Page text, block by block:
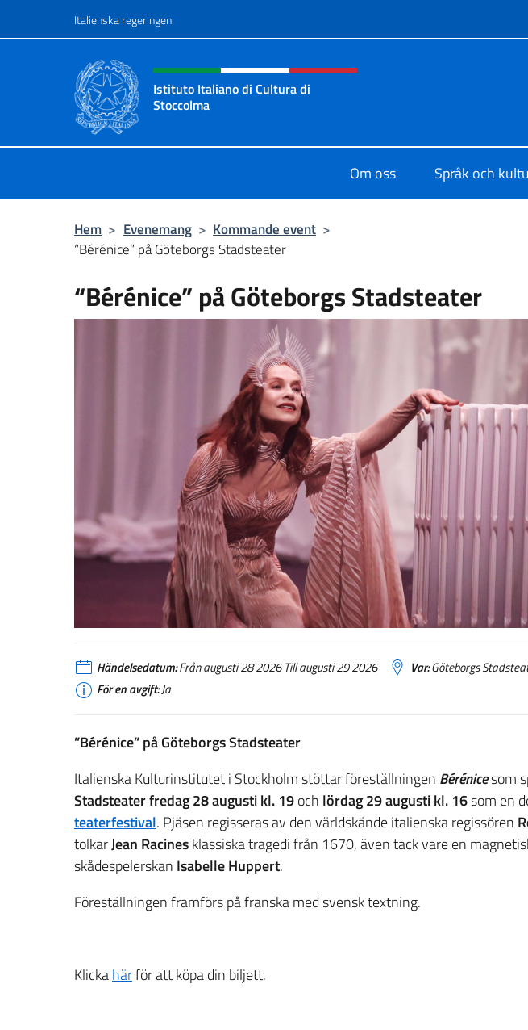
Italienska regeringen
Header, social and menu of site
Istituto Italiano di Cultura di
Stoccolma
Om oss Språk och
Hem > Evenemang > Kommande event >
“Bérénice” på Göteborgs Stadsteater
“Bérénice” på Göteborgs Stadsteater
Händelsedatum:Från augusti 28 2026 Till augusti 29 2026 Var:Göteborgs
För en avgift:Ja
”Bérénice” på Göteborgs Stadsteater
Italienska Kulturinstitutet i Stockholm stöttar föreställningen Bérénicesom
Stadsteaterfredag 28 augusti kl. 19och lördag 29 augusti kl. 16som en
teaterfestival. Pjäsen regisseras av den världskände italienska regissören
tolkarJean Racinesklassiska tragedi från 1670, även tack vare en
skådespelerskan Isabelle Huppert.
Föreställningen framförs på franska med svensk textning.
Klickahärför att köpa din biljett.